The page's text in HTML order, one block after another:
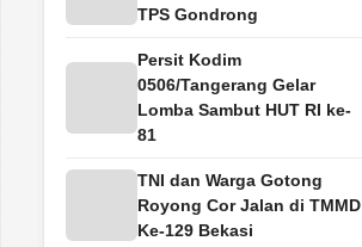
TPS Gondrong
Persit Kodim
0506/Tangerang Gelar
Lomba Sambut HUT RI ke-
81
TNI dan Warga Gotong
Royong Cor Jalan di TMMD
Ke-129 Bekasi